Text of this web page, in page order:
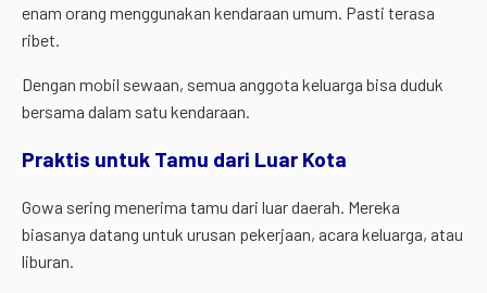
enam orang menggunakan kendaraan umum. Pasti terasa
ribet.
Dengan mobil sewaan, semua anggota keluarga bisa duduk
bersama dalam satu kendaraan.
Praktis untuk Tamu dari Luar Kota
Gowa sering menerima tamu dari luar daerah. Mereka
biasanya datang untuk urusan pekerjaan, acara keluarga, atau
liburan.